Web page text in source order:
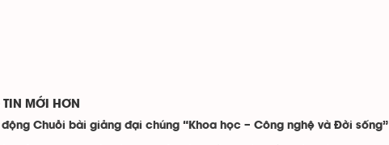
TIN MỚI HƠN
động Chuỗi bài giảng đại chúng “Khoa học – Công nghệ và Đời sống”